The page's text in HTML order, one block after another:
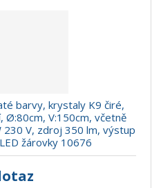
barvy, krystaly K9 čiré,
Ø:80cm, V:150cm, včetně
230 V, zdroj 350 lm, výstup
žárovky 10676